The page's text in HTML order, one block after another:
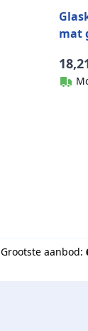
mat
Grootste aanbod: